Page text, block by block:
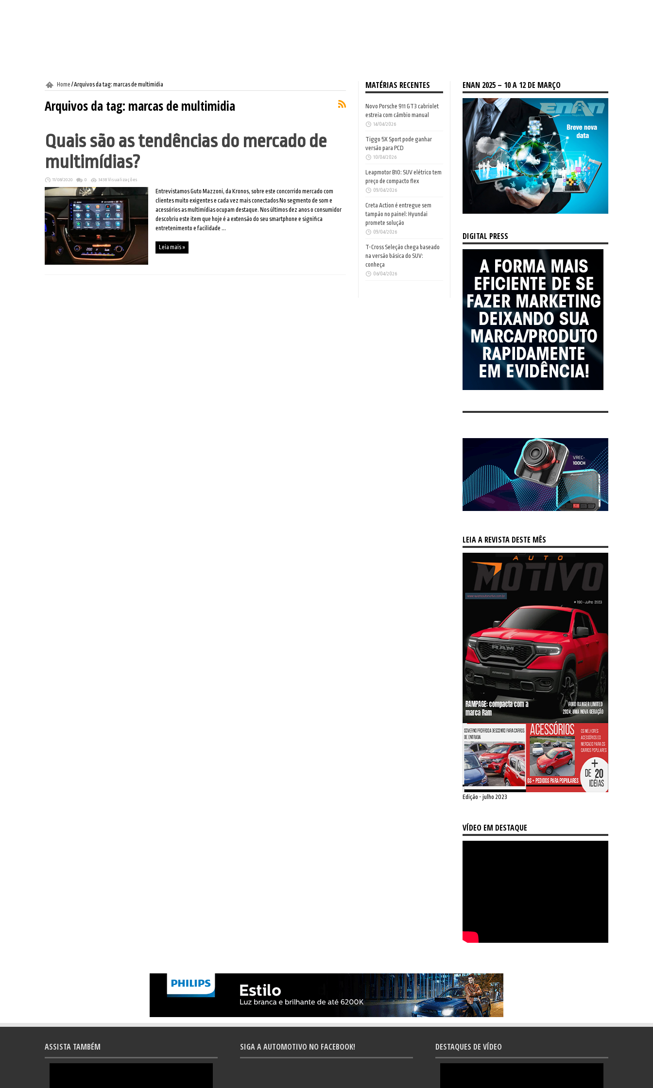
Home /Arquivos da tag: marcas de multimidia
Arquivos da tag: marcas de multimidia
Quais são as tendências do mercado de
multimídias?
11/08/2020 0 3438 Visualizações
Entrevistamos Guto Mazzoni, da Kronos, sobre este concorrido mercado com
clientes muito exigentes e cada vez mais conectados No segmento de som e
acessórios as multimídias ocupam destaque. Nos últimos dez anos o consumidor
descobriu este item que hoje é a extensão do seu smartphone e significa
entretenimento e facilidade ...
Leia mais »
MATÉRIAS RECENTES
Novo Porsche 911 GT3 cabriolet
estreia com câmbio manual
14/04/2026
Tiggo 5X Sport pode ganhar
versão para PCD
10/04/2026
Leapmotor B10: SUV elétrico tem
preço de compacto flex
09/04/2026
Creta Action é entregue sem
tampão no painel: Hyundai
promete solução
09/04/2026
T-Cross Seleção chega baseado
na versão básica do SUV:
conheça
06/04/2026
ENAN 2025 – 10 A 12 DE MARÇO
DIGITAL PRESS
LEIA A REVISTA DESTE MÊS
Edição - julho 2023
VÍDEO EM DESTAQUE
ASSISTA TAMBÉM SIGA A AUTOMOTIVO NO FACEBOOK! DESTAQUES DE VÍDEO